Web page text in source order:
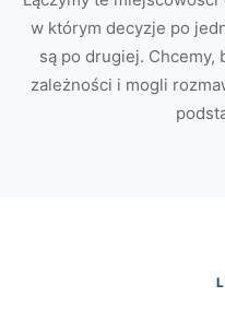
w którym decyzje po
są po drugiej. Chcemy,
zależności i mogli